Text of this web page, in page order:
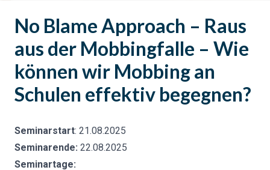
No Blame Approach – Raus
aus der Mobbingfalle – Wie
können wir Mobbing an
Schulen effektiv begegnen?
Seminarstart: 21.08.2025
Seminarende: 22.08.2025
Seminartage: